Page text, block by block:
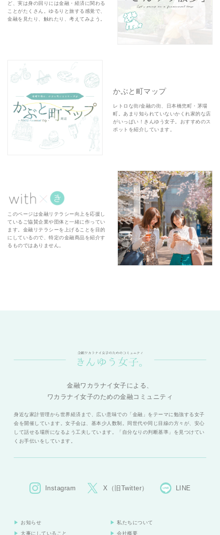
ど、実は身の回りには金融・経済に関わる
ことがたくさん。ゆるりと旅する感覚で、
金融を見たり、触れたり、考えてみよう。
かぶと町マップ
レトロな街/金融の街、日本橋兜町・茅場
町。あまり知られていないかくれ家的な店
がいっぱい！きんゆう女子。おすすめのス
ポットを紹介しています。
このページは金融リテラシー向上を応援し
ているご協賛企業や団体と一緒に作ってい
ます。金融リテラシーを上げることを目的
にしているので、特定の金融商品を紹介す
るものではありません。
金融ワカラナイ女子による、
ワカラナイ女子のための金融コミュニティ
身近な家計管理から世界経済まで、広い意味での「金融」をテーマに勉強する女子
会を開催しています。女子会は、基本少人数制。同世代や同じ目線の方々が、安心
して話せる場所になるよう工夫しています。「自分なりの判断基準」を見つけてい
くお手伝いをしています。
Instagram X（旧Twitter） LINE
お知らせ
私たちについて
大事にしていること
会社概要